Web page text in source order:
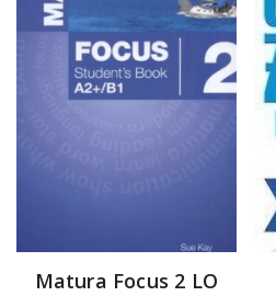
Matura Focus 2 LO